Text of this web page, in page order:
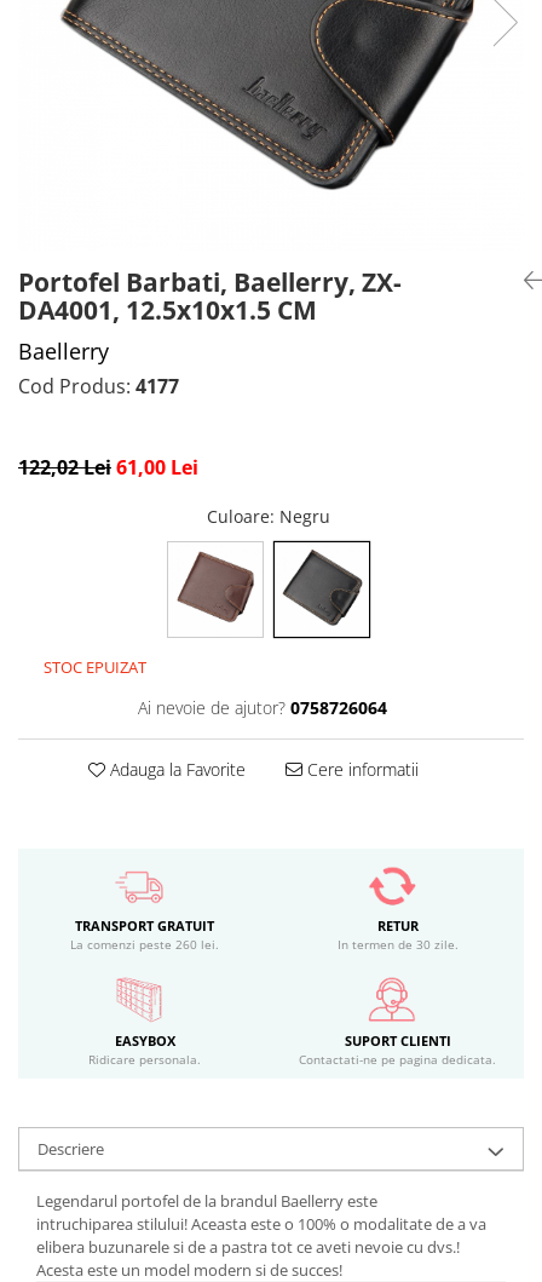
CADOU NAȘI
BRATARI DAMĂ
Portofel Barbati, Baellerry, ZX-
DA4001, 12.5x10x1.5 CM
Baellerry
Cod Produs: 4177
122,02 Lei61,00 Lei
Culoare: Negru
STOC EPUIZAT
Ai nevoie de ajutor? 0758726064
Adauga la Favorite Cere informatii
TRANSPORT GRATUIT
La comenzi peste 260 lei.
RETUR
In termen de 30 zile.
EASYBOX
Ridicare personala.
SUPORT CLIENTI
Contactati-ne pe pagina dedicata.
Descriere
Legendarul portofel de la brandul Baellerry este
intruchiparea stilului! Aceasta este o 100% o modalitate de a va
elibera buzunarele si de a pastra tot ce aveti nevoie cu dvs.!
Acesta este un model modern si de succes!